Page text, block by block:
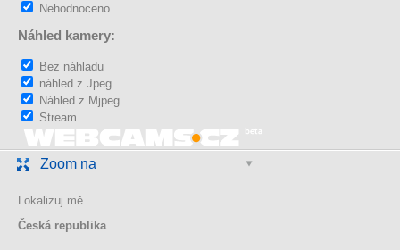
Nehodnoceno
Náhled kamery:
Bez náhladu
náhled z Jpeg
Náhled z Mjpeg
Stream
Zoom na
Lokalizuj mě …
Česká republika